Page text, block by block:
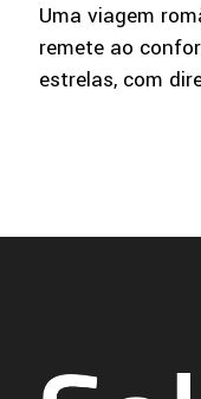
Uma viagem
remete ao
estrelas, com